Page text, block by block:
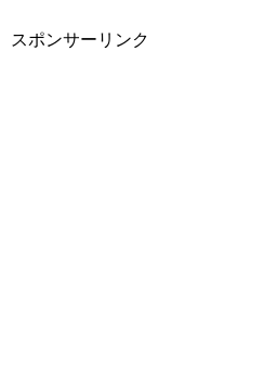
スポンサーリンク